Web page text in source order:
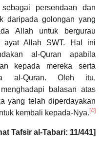
persendaan dan
daripada golongan yang
Allah untuk bergurau
ayat Allah SWT. Hal ini
al-Quran apabila
kepada mereka serta
al-Quran. Oleh itu,
balasan atas
yang telah diperdayakan
kembali kepada-Nya. [4]
Tafsir al-Tabari: 11/441]